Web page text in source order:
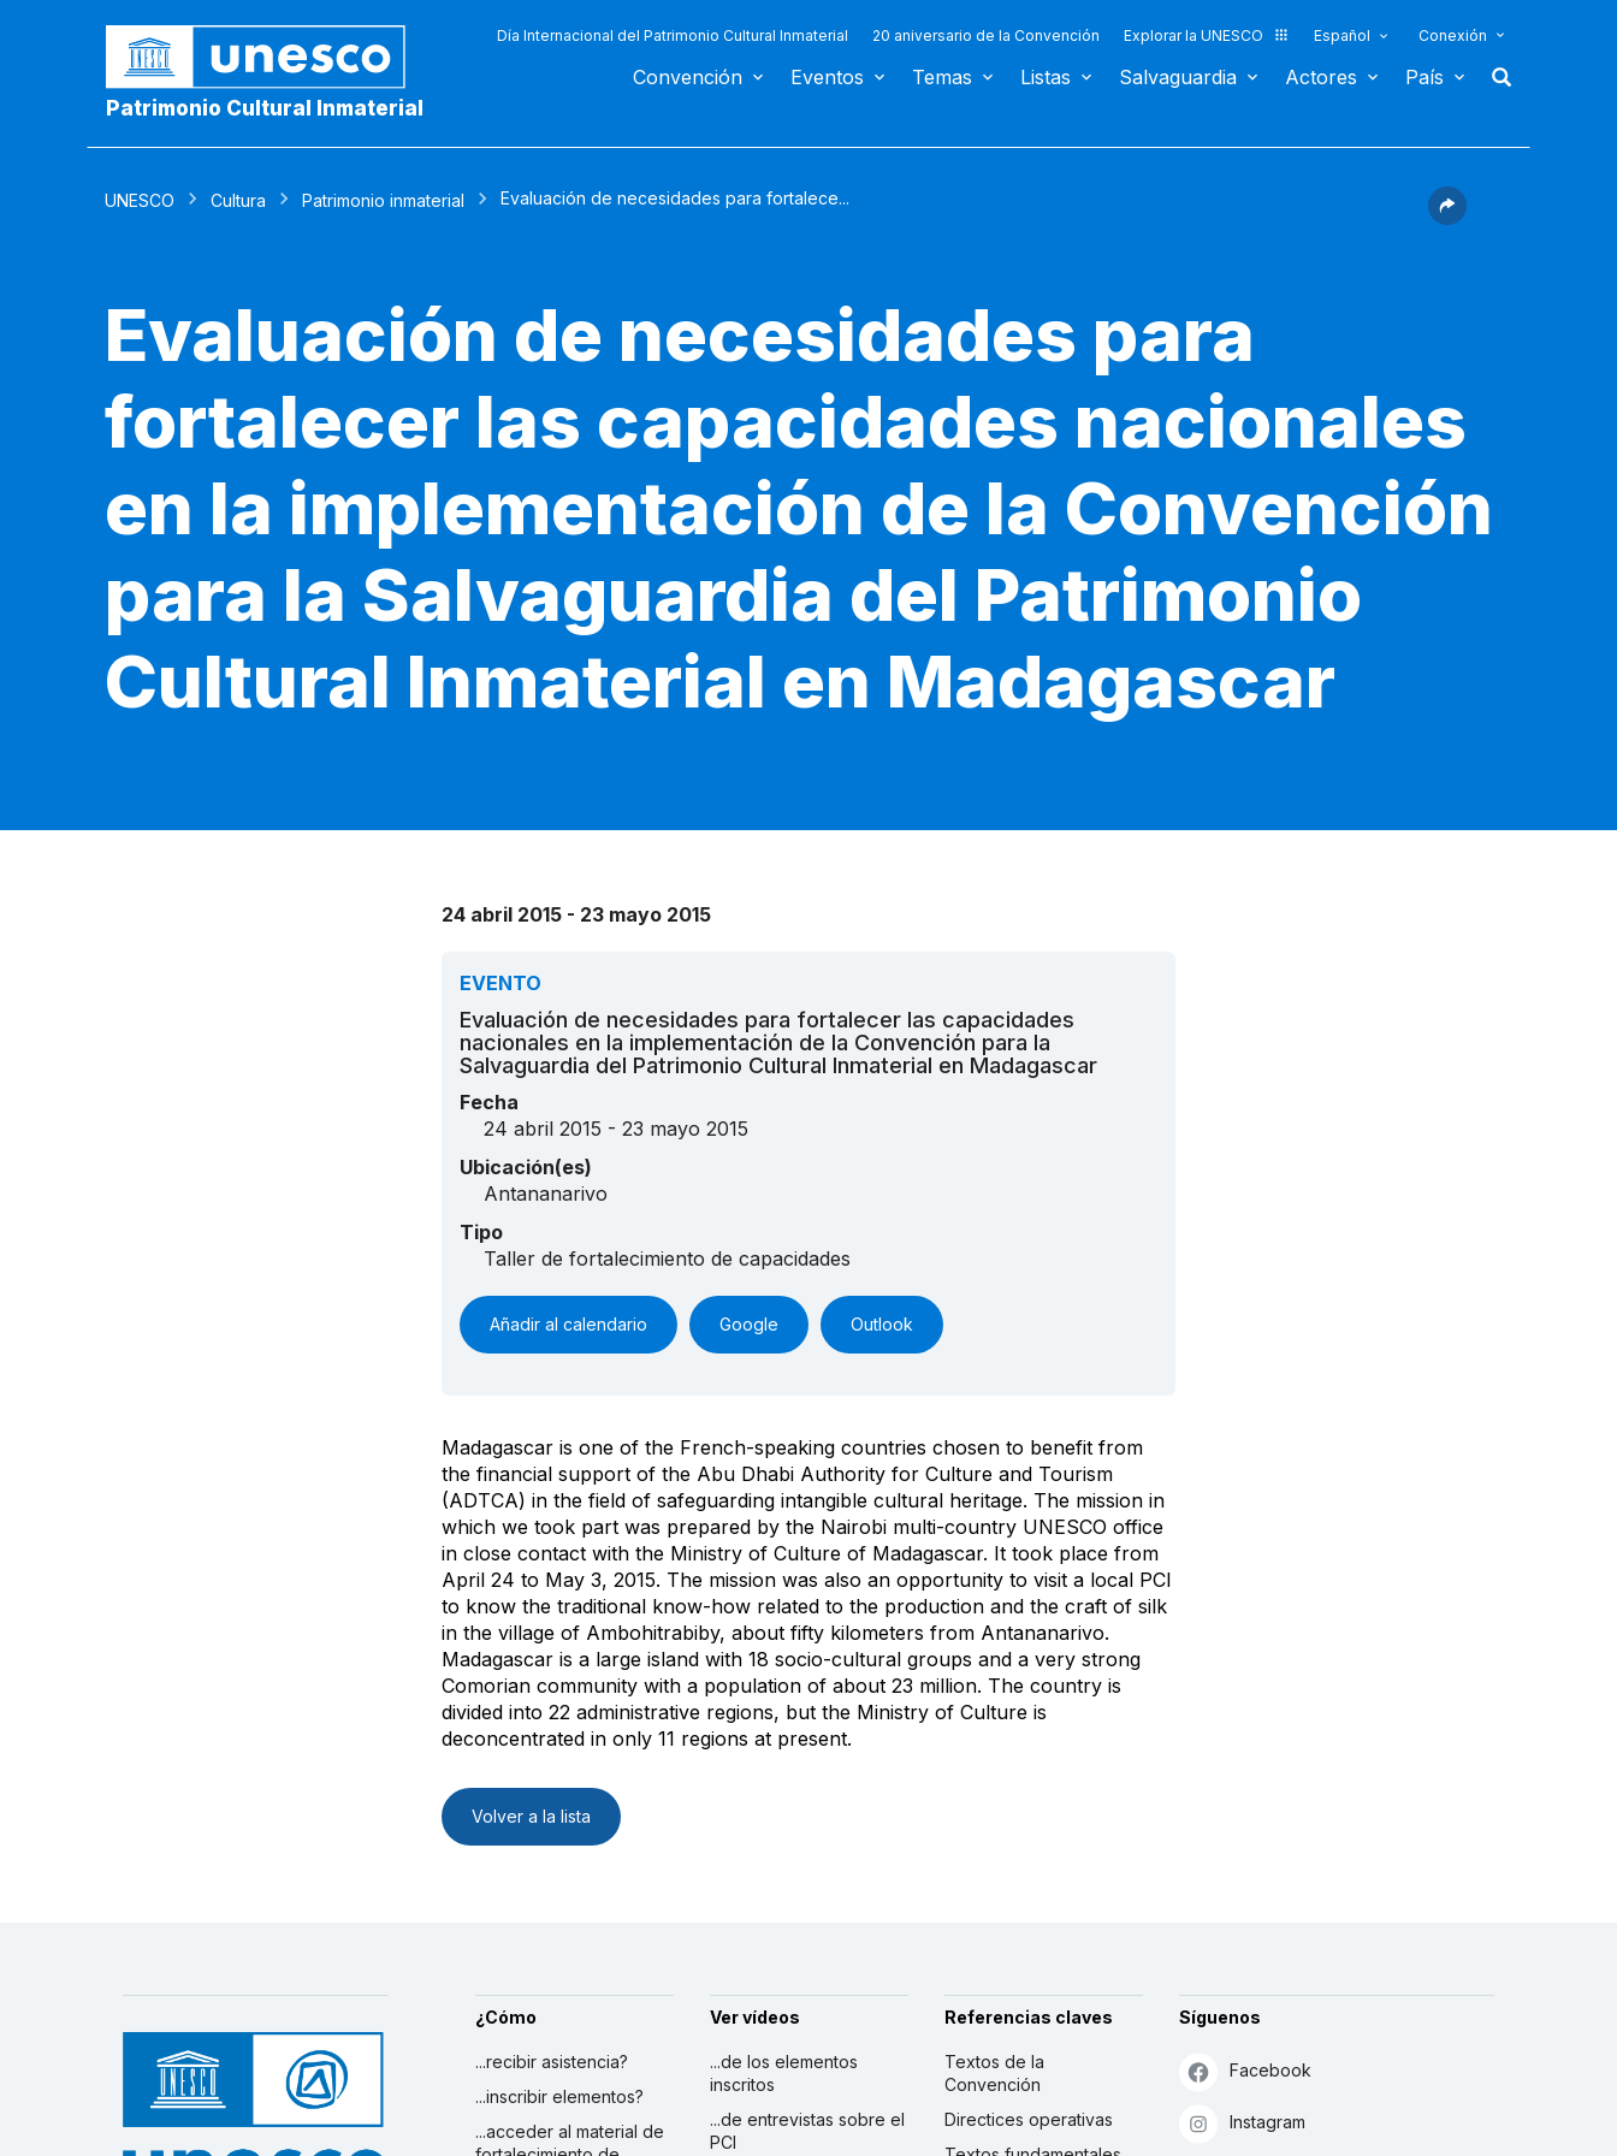
Patrimonio Cultural Inmaterial
Día Internacional del Patrimonio Cultural Inmaterial 20 aniversario de la Convención Explorar la UNESCO Español Conexión
Convención Eventos Temas Listas Salvaguardia Actores País
UNESCO Cultura Patrimonio inmaterial Evaluación de necesidades para fortalece...
Evaluación de necesidades para
fortalecer las capacidades nacionales
en la implementación de la Convención
para la Salvaguardia del Patrimonio
Cultural Inmaterial en Madagascar
24 abril 2015 - 23 mayo 2015
EVENTO
Evaluación de necesidades para fortalecer las capacidades
nacionales en la implementación de la Convención para la
Salvaguardia del Patrimonio Cultural Inmaterial en Madagascar
Fecha
24 abril 2015 - 23 mayo 2015
Ubicación(es)
Antananarivo
Tipo
Taller de fortalecimiento de capacidades
Añadir al calendario Google Outlook
Madagascar is one of the French-speaking countries chosen to benefit from
the financial support of the Abu Dhabi Authority for Culture and Tourism
(ADTCA) in the field of safeguarding intangible cultural heritage. The mission in
which we took part was prepared by the Nairobi multi-country UNESCO office
in close contact with the Ministry of Culture of Madagascar. It took place from
April 24 to May 3, 2015. The mission was also an opportunity to visit a local PCI
to know the traditional know-how related to the production and the craft of silk
in the village of Ambohitrabiby, about fifty kilometers from Antananarivo.
Madagascar is a large island with 18 socio-cultural groups and a very strong
Comorian community with a population of about 23 million. The country is
divided into 22 administrative regions, but the Ministry of Culture is
deconcentrated in only 11 regions at present.
Volver a la lista
¿Cómo
...recibir asistencia?
...inscribir elementos?
...acceder al material de
Ver vídeos
...de los elementos
inscritos
...de entrevistas sobre el
PCI
Referencias claves
Textos de la
Convención
Directices operativas
Síguenos
Facebook
Instagram